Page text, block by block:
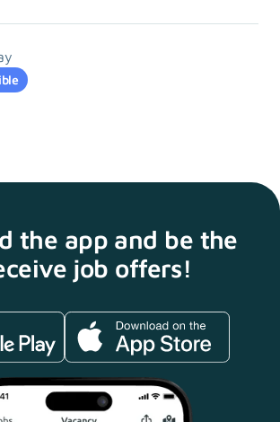
the app and be the
job offers!